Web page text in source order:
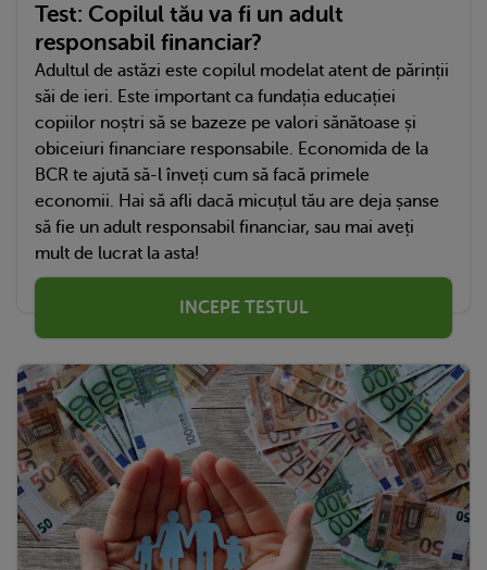
Test: Copilul tău va fi un adult
responsabil financiar?
Adultul de astăzi este copilul modelat atent de părinții
săi de ieri. Este important ca fundația educației
copiilor noștri să se bazeze pe valori sănătoase și
obiceiuri financiare responsabile. Economida de la
BCR te ajută să-l înveți cum să facă primele
economii. Hai să afli dacă micuțul tău are deja șanse
să fie un adult responsabil financiar, sau mai aveți
mult de lucrat la asta!
INCEPE TESTUL